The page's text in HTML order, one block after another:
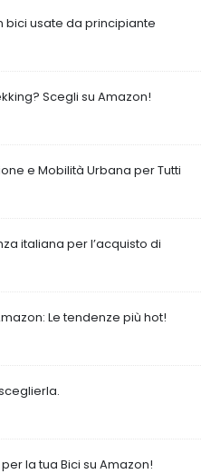
bici usate da principiante
Scegli su Amazon!
e Mobilità Urbana per Tutti
italiana per l’acquisto di
Le tendenze più hot!
la tua Bici su Amazon!